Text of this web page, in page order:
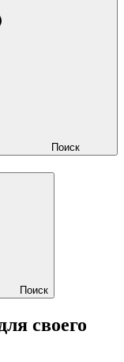
Поиск
Поиск
своего